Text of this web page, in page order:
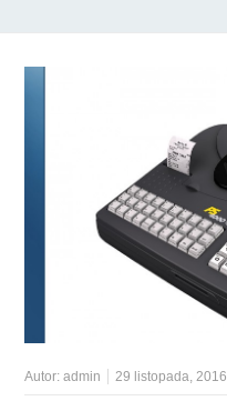
Autor:admin 29 listopada, 2016